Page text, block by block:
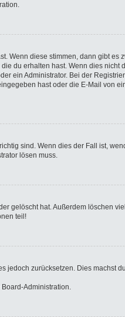
Wenn diese stimmen, dann gibt es
du erhalten hast. Wenn dies
ein Administrator. Bei der
hast oder die E-Mail von
sind. Wenn dies der Fall ist,
lösen muss.
gelöscht hat. Außerdem löschen
teil!
zurücksetzen. Dies machst
Administration.